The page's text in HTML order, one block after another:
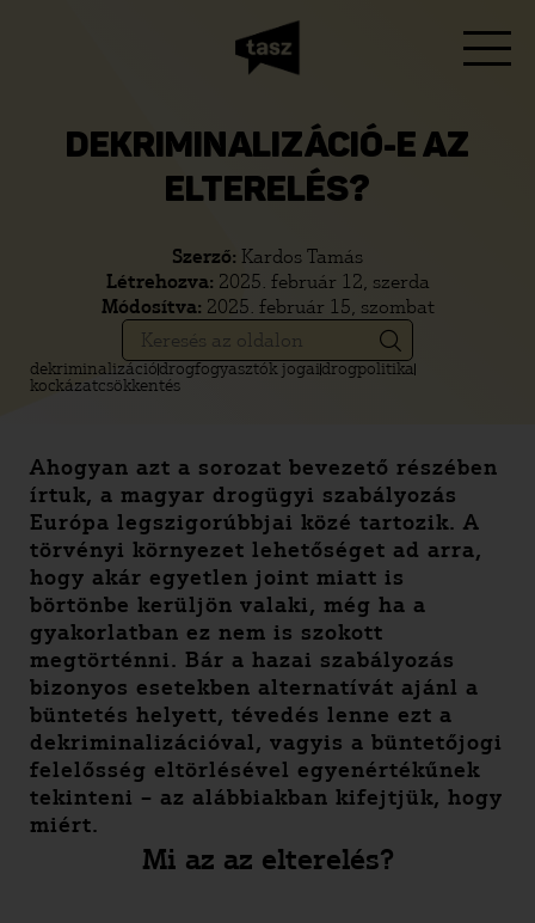
DEKRIMINALIZÁCIÓ-E AZ
ELTERELÉS?
Szerző: Kardos Tamás
Létrehozva: 2025. február 12, szerda
Módosítva: 2025. február 15, szombat
dekriminalizációdrogfogyasztók jogaidrogpolitika
kockázatcsökkentés
Ahogyan azt a sorozat bevezető részében
írtuk, a magyar drogügyi szabályozás
Európa legszigorúbbjai közé tartozik. A
törvényi környezet lehetőséget ad arra,
hogy akár egyetlen joint miatt is
börtönbe kerüljön valaki, még ha a
gyakorlatban ez nem is szokott
megtörténni. Bár a hazai szabályozás
bizonyos esetekben alternatívát ajánl a
büntetés helyett, tévedés lenne ezt a
dekriminalizációval, vagyis a büntetőjogi
felelősség eltörlésével egyenértékűnek
tekinteni – az alábbiakban kifejtjük, hogy
miért.
Mi az az elterelés?